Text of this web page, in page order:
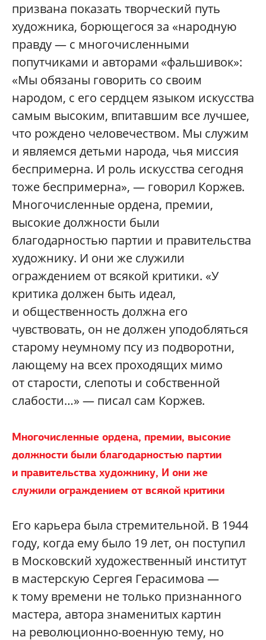
призвана показать творческий путь
художника, борющегося за «народную
правду — с многочисленными
попутчиками и авторами «фальшивок»:
«Мы обязаны говорить со своим
народом, с его сердцем языком искусства
самым высоким, впитавшим все лучшее,
что рождено человечеством. Мы служим
и являемся детьми народа, чья миссия
беспримерна. И роль искусства сегодня
тоже беспримерна», — говорил Коржев.
Многочисленные ордена, премии,
высокие должности были
благодарностью партии и правительства
художнику. И они же служили
ограждением от всякой критики. «У
критика должен быть идеал,
и общественность должна его
чувствовать, он не должен уподобляться
старому неумному псу из подворотни,
лающему на всех проходящих мимо
от старости, слепоты и собственной
слабости…» — писал сам Коржев.
Многочисленные ордена, премии, высокие
должности были благодарностью партии
и правительства художнику, И они же
служили ограждением от всякой критики
Его карьера была стремительной. В 1944
году, когда ему было 19 лет, он поступил
в Московский художественный институт
в мастерскую Сергея Герасимова —
к тому времени не только признанного
мастера, автора знаменитых картин
на революционно-военную тему, но